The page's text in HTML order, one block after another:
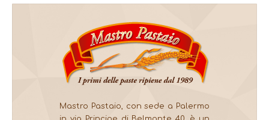
Mastro Pastaio, con sede a Palermo